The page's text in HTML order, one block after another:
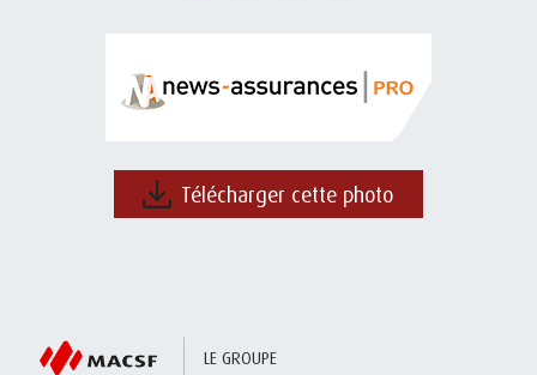
Télécharger cette photo
LE GROUPE